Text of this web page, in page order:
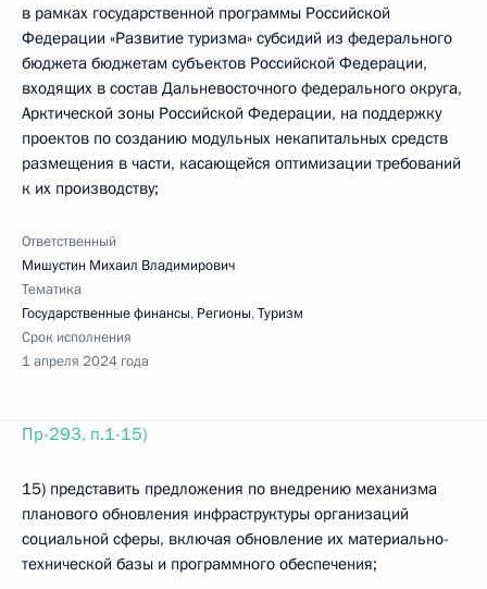
в рамках государственной программы Российской
Федерации «Развитие туризма» субсидий из федерального
бюджета бюджетам субъектов Российской Федерации,
входящих в состав Дальневосточного федерального округа,
Арктической зоны Российской Федерации, на поддержку
проектов по созданию модульных некапитальных средств
размещения в части, касающейся оптимизации требований
к их производству;
Ответственный
Мишустин Михаил Владимирович
Тематика
Государственные финансы, Регионы,Туризм
Срок исполнения
1 апреля 2024 года
Пр-293, п.1-15)
15) представить предложения по внедрению механизма
планового обновления инфраструктуры организаций
социальной сферы, включая обновление их материально-
технической базы и программного обеспечения;